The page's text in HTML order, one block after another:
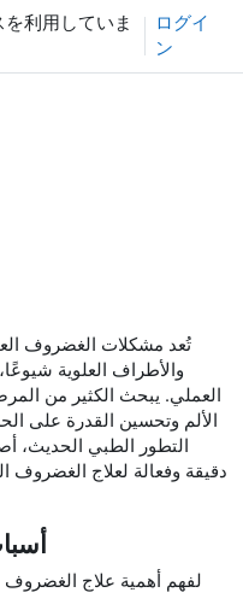
利用していま
ログイ
ン
تُعد مشكلات الغضروف
والأطراف العلوية
العملي. يبحث الكثير من
الألم وتحسين القدرة على
التطور الطبي الحديث،
دقيقة وفعالة لعلاج
لفهم أهمية علاج الغضروف